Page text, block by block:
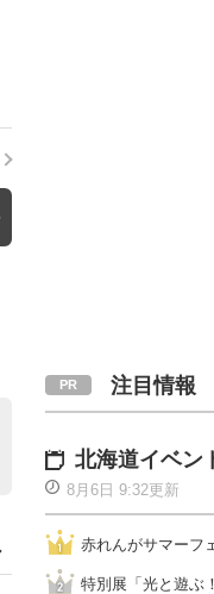
注目情報
北海道イベン
8月6日 9:32更新
赤れんがサマーフ
特別展「光と遊